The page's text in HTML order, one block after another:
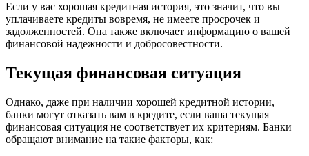
Если у вас хорошая кредитная история, это значит, что вы
уплачиваете кредиты вовремя, не имеете просрочек и
задолженностей. Она также включает информацию о вашей
финансовой надежности и добросовестности.
Текущая финансовая ситуация
Однако, даже при наличии хорошей кредитной истории,
банки могут отказать вам в кредите, если ваша текущая
финансовая ситуация не соответствует их критериям. Банки
обращают внимание на такие факторы, как: